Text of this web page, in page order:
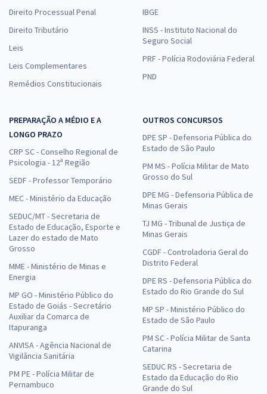
Direito Processual Penal
Direito Tributário
Leis
Leis Complementares
Remédios Constitucionais
IBGE
INSS - Instituto Nacional do
Seguro Social
PRF - Polícia Rodoviária Federal
PND
PREPARAÇÃO A MÉDIO E A
LONGO PRAZO
CRP SC - Conselho Regional de
Psicologia - 12ª Região
SEDF - Professor Temporário
MEC - Ministério da Educação
SEDUC/MT - Secretaria de
Estado de Educação, Esporte e
Lazer do estado de Mato
Grosso
MME - Ministério de Minas e
Energia
MP GO - Ministério Público do
Estado de Goiás - Secretário
Auxiliar da Comarca de
Itapuranga
ANVISA - Agência Nacional de
Vigilância Sanitária
PM PE - Polícia Militar de
Pernambuco
OUTROS CONCURSOS
DPE SP - Defensoria Pública do
Estado de São Paulo
PM MS - Polícia Militar de Mato
Grosso do Sul
DPE MG - Defensoria Pública de
Minas Gerais
TJ MG - Tribunal de Justiça de
Minas Gerais
CGDF - Controladoria Geral do
Distrito Federal
DPE RS - Defensoria Pública do
Estado do Rio Grande do Sul
MP SP - Ministério Público do
Estado de São Paulo
PM SC - Polícia Militar de Santa
Catarina
SEDUC RS - Secretaria de
Estado da Educação do Rio
Grande do Sul